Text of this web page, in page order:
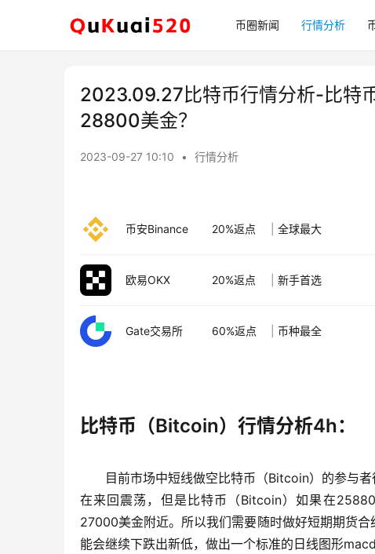
币圈新闻 行情分析
2023.09.27比特币行情分析-比特
28800美金？
2023-09-27 10:10 • 行情分析
币安Binance 20%返点 全球最大
欧易OKX 20%返点 新手首选
Gate交易所 60%返点 币种最全
比特币（Bitcoin）行情分析4h：
目前市场中短线做空比特币（Bitcoin）的参与
在来回震荡，但是比特币（Bitcoin）如果在
27000美金附近。所以我们需要随时做好短期期货
能会继续下跌出新低，做出一个标准的日线图形